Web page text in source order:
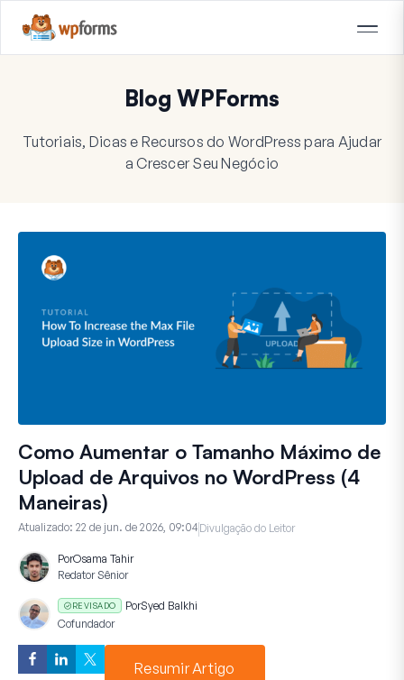
Blog WPForms
Tutoriais, Dicas e Recursos do WordPress para Ajudar
a Crescer Seu Negócio
Como Aumentar o Tamanho Máximo de
Upload de Arquivos no WordPress (4
Maneiras)
Atualizado: 22 de jun. de 2026, 09:04 Divulgação do Leitor
PorOsama Tahir
Redator Sênior
REVISADO PorSyed Balkhi
Cofundador
Resumir Artigo